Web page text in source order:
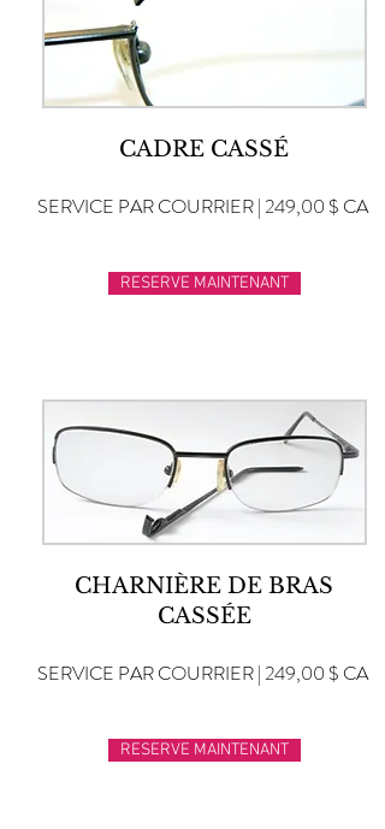
CADRE CASSÉ
SERVICE PAR COURRIER | 249,00 $ CA
RESERVE MAINTENANT
CHARNIÈRE DE BRAS
CASSÉE
SERVICE PAR COURRIER | 249,00 $ CA
RESERVE MAINTENANT